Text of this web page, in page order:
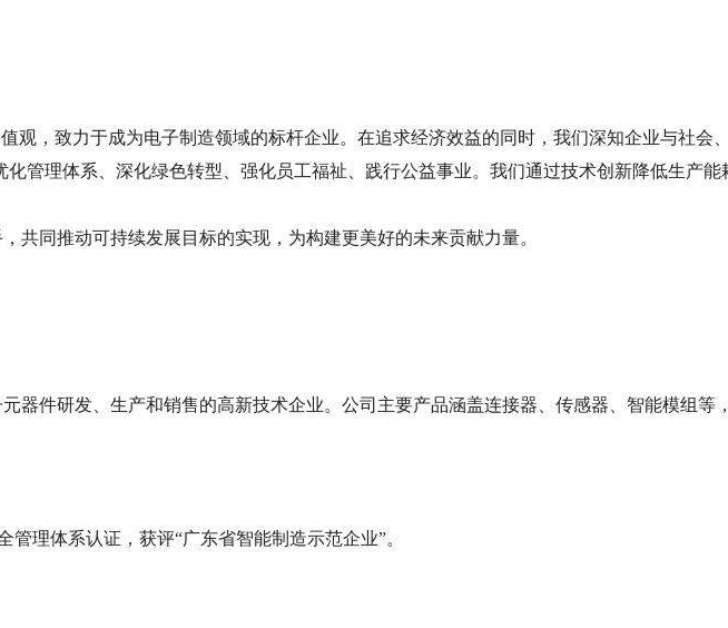
观，致力于成为电子制造领域的标杆企业。在追求经济效益的同时，我们深知企业与社会
管理体系、深化绿色转型、强化员工福祉、践行公益事业。我们通过技术创新降低生产
共同推动可持续发展目标的实现，为构建更美好的未来贡献力量。
器件研发、生产和销售的高新技术企业。公司主要产品涵盖连接器、传感器、智能模组
管理体系认证，获评“广东省智能制造示范企业”。